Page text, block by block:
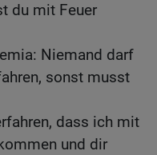
du mit Feuer
Niemand darf
sonst musst
dass ich mit
und dir